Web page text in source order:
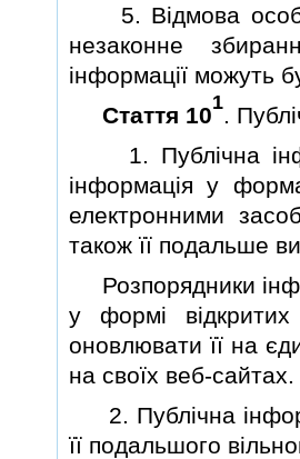
5. Вiдмова особi
незаконне
iнформацiї можуть
Стаття 101.
1. Публiчна
iнформацiя у
електронними
також її подальше
Розпорядники
у формi вiдкритих
оновлювати її на
на своїх веб-сайтах.
2. Публiчна
її подальшого